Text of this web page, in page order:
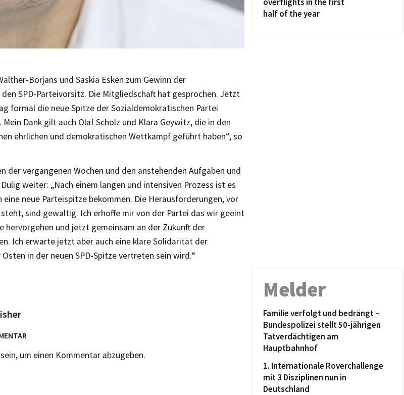
Borjans und Saskia Esken zum Gewinn der
SPD-Parteivorsitz. Die Mitgliedschaft hat gesprochen. Jetzt
formal die neue Spitze der Sozialdemokratischen Partei
Dank gilt auch Olaf Scholz und Klara Geywitz, die in den
ehrlichen und demokratischen Wettkampf geführt haben“, so
der vergangenen Wochen und den anstehenden Aufgaben und
weiter: „Nach einem langen und intensiven Prozess ist es
neue Parteispitze bekommen. Die Herausforderungen, vor
steht, sind gewaltig. Ich erhoffe mir von der Partei das wir geeint
hervorgehen und jetzt gemeinsam an der Zukunft der
Ich erwarte jetzt aber auch eine klare Solidarität der
in der neuen SPD-Spitze vertreten sein wird.“
sein, um einen Kommentar abzugeben.
half of the year
Melder
Familie verfolgt und bedrängt –
Bundespolizei stellt 50-jährigen
Tatverdächtigen am
Hauptbahnhof
1. Internationale Roverchallenge
mit 3 Disziplinen nun in
Deutschland